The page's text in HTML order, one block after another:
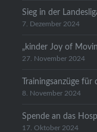
Sieg in der
7. Dezember 2024
„kinder Joy of
27. November 2024
Trainingsanzüge für
8. November 2024
Spende an das
17. Oktober 2024